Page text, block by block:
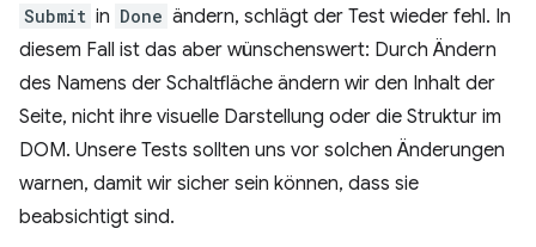
Submit in Done ändern, schlägt der Test wieder fehl. In
diesem Fall ist das aber wünschenswert: Durch Ändern
des Namens der Schaltfläche ändern wir den Inhalt der
Seite, nicht ihre visuelle Darstellung oder die Struktur im
DOM. Unsere Tests sollten uns vor solchen Änderungen
warnen, damit wir sicher sein können, dass sie
beabsichtigt sind.